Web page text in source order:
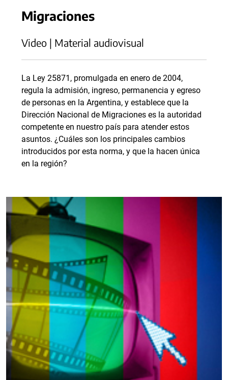
Migraciones
Video | Material audiovisual
La Ley 25871, promulgada en enero de 2004,
regula la admisión, ingreso, permanencia y egreso
de personas en la Argentina, y establece que la
Dirección Nacional de Migraciones es la autoridad
competente en nuestro país para atender estos
asuntos. ¿Cuáles son los principales cambios
introducidos por esta norma, y que la hacen única
en la región?